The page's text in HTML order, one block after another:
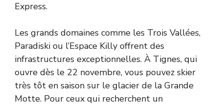
Express.
Les grands domaines comme les Trois Vallées,
Paradiski ou l’Espace Killy offrent des
infrastructures exceptionnelles. À Tignes, qui
ouvre dès le 22 novembre, vous pouvez skier
très tôt en saison sur le glacier de la Grande
Motte. Pour ceux qui recherchent un